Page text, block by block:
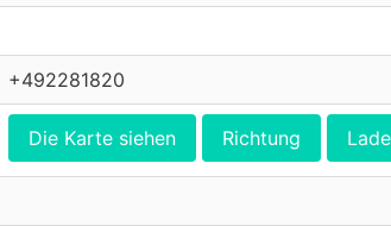
+492281820
Die Karte siehen Richtung